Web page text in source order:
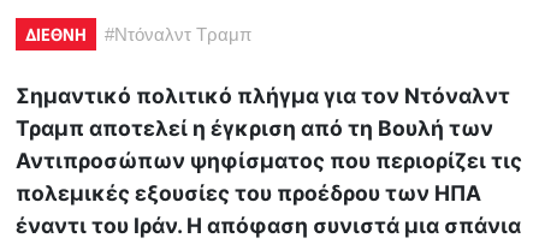
ΔΙΕΘΝΗ #Ντόναλντ Τραμπ
Σημαντικό πολιτικό πλήγμα για τον Ντόναλντ
Τραμπ αποτελεί η έγκριση από τη Βουλή των
Αντιπροσώπων ψηφίσματος που περιορίζει τις
πολεμικές εξουσίες του προέδρου των ΗΠΑ
έναντι του Ιράν. Η απόφαση συνιστά μια σπάνια